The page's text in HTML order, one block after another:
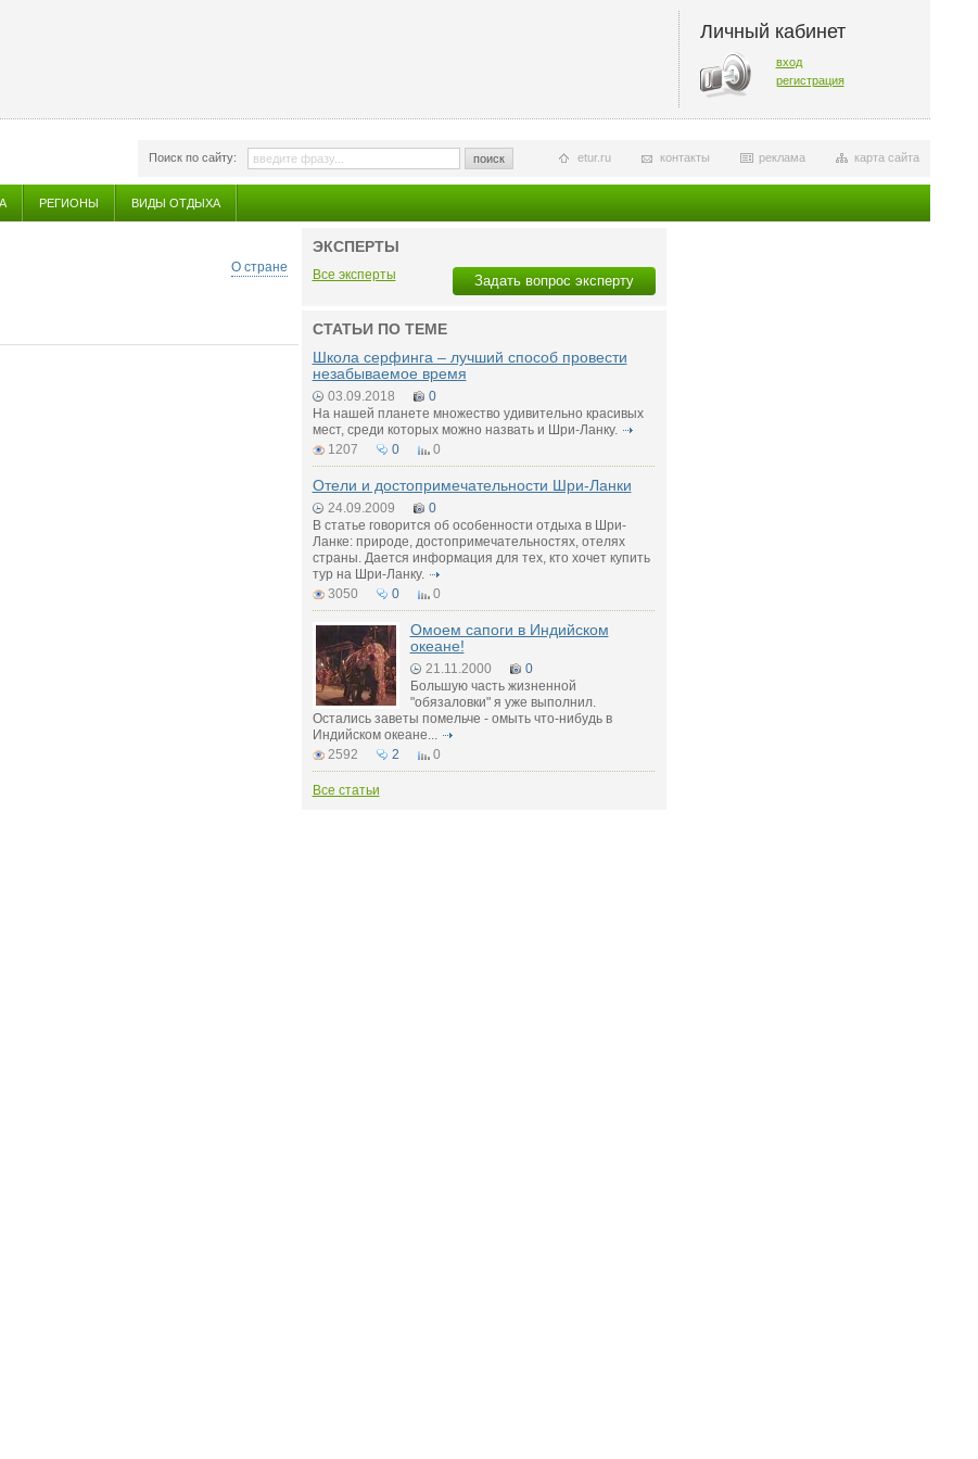
Личный кабинет
вход
регистрация
Поиск по сайту: поиск карта сайта
реклама
контакты
etur.ru
РЕГИОНЫ ВИДЫ ОТДЫХА
О стране
ЭКСПЕРТЫ
Задать вопрос эксперту
Все эксперты
СТАТЬИ ПО ТЕМЕ
Школа серфинга – лучший способ провести
незабываемое время
03.09.2018
0
На нашей планете множество удивительно красивых
мест, среди которых можно назвать и Шри-Ланку.
1207
0 0
Отели и достопримечательности Шри-Ланки
24.09.2009
0
В статье говорится об особенности отдыха в Шри-
Ланке: природе, достопримечательностях, отелях
страны. Дается информация для тех, кто хочет купить
тур на Шри-Ланку.
3050
0 0
Омоем сапоги в Индийском
океане!
21.11.2000
0
Большую часть жизненной
"обязаловки" я уже выполнил.
Остались заветы помельче - омыть что-нибудь в
Индийском океане...
2592
2 0
Все статьи